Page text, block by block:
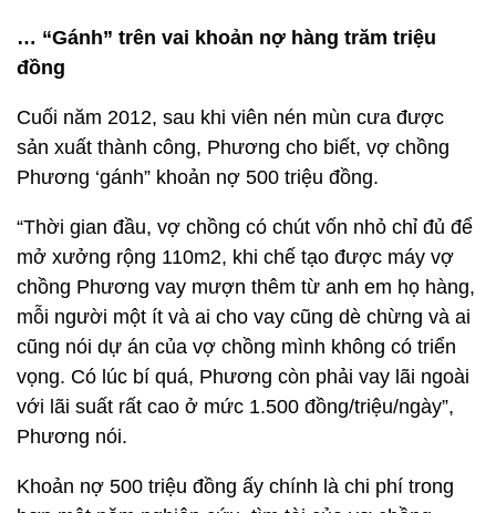
… “Gánh” trên vai khoản nợ hàng trăm triệu
đồng
Cuối năm 2012, sau khi viên nén mùn cưa được
sản xuất thành công, Phương cho biết, vợ chồng
Phương ‘gánh” khoản nợ 500 triệu đồng.
“Thời gian đầu, vợ chồng có chút vốn nhỏ chỉ đủ để
mở xưởng rộng 110m2, khi chế tạo được máy vợ
chồng Phương vay mượn thêm từ anh em họ hàng,
mỗi người một ít và ai cho vay cũng dè chừng và ai
cũng nói dự án của vợ chồng mình không có triển
vọng. Có lúc bí quá, Phương còn phải vay lãi ngoài
với lãi suất rất cao ở mức 1.500 đồng/triệu/ngày”,
Phương nói.
Khoản nợ 500 triệu đồng ấy chính là chi phí trong